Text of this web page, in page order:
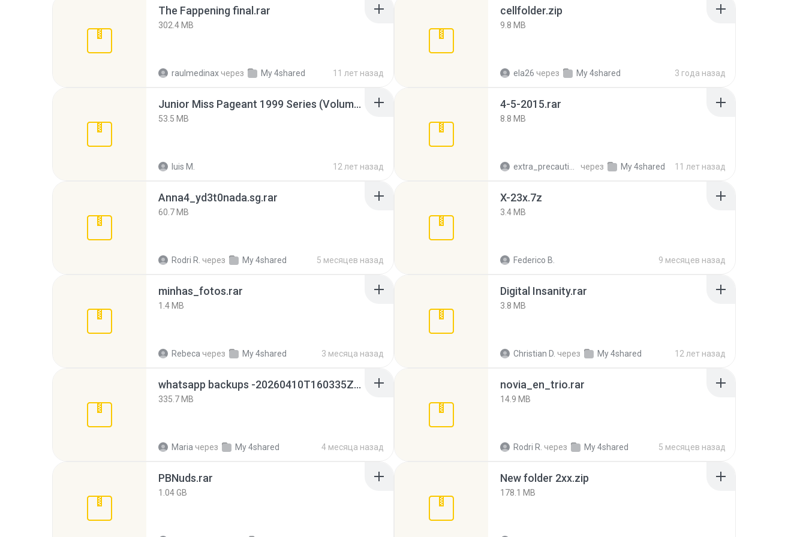
The Fappening final.rar
302.4 MB
raulmedinax через My 4shared 11 лет назад
cellfolder.zip
9.8 MB
ela26 через My 4shared 3 года назад
Junior Miss Pageant 1999 Series (Volume I Part I NC 6).7z
53.5 MB
luis M. 12 лет назад
4-5-2015.rar
8.8 MB
через My 4shared 11 лет назад
Anna4_yd3t0nada.sg.rar
60.7 MB
Rodri R. через My 4shared 5 месяцев назад
X-23x.7z
3.4 MB
Federico B. 9 месяцев назад
minhas_fotos.rar
1.4 MB
Rebeca через My 4shared 3 месяца назад
Digital Insanity.rar
3.8 MB
Christian D. через My 4shared 12 лет назад
whatsapp backups -20260410T160335Z-3-001.zip
335.7 MB
Maria через My 4shared 4 месяца назад
novia_en_trio.rar
14.9 MB
Rodri R. через My 4shared 5 месяцев назад
PBNuds.rar
1.04 GB
New folder 2xx.zip
178.1 MB